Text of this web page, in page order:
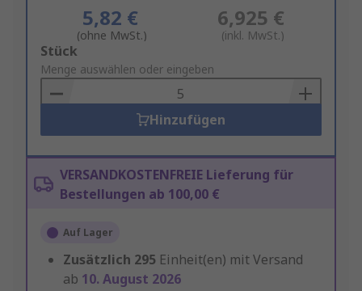
5,82 €
(ohne MwSt.)
6,925 €
(inkl. MwSt.)
Add
to
Basket
Stück
Menge auswählen oder eingeben
Hinzufügen
VERSANDKOSTENFREIE Lieferung für
Bestellungen ab 100,00 €
Auf Lager
Zusätzlich 295 Einheit(en) mit Versand
ab 10. August 2026